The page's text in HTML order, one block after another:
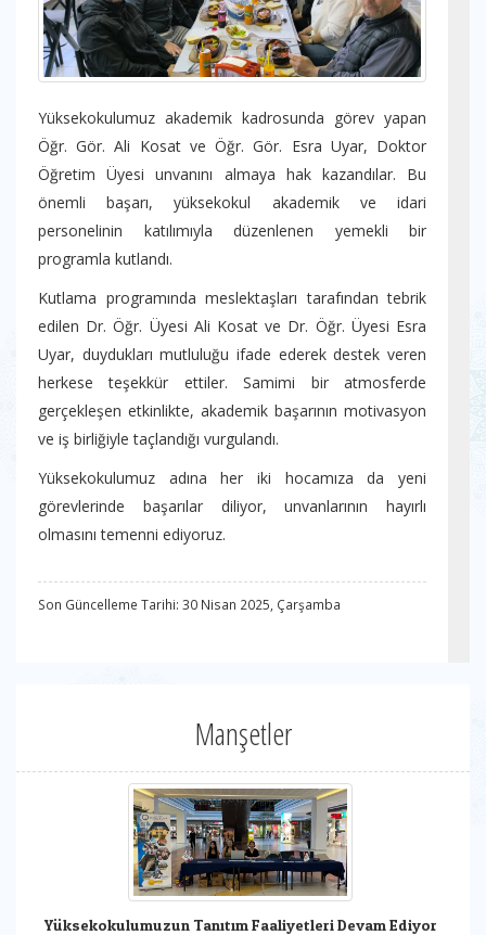
Yüksekokulumuz akademik kadrosunda görev yapan
Öğr. Gör. Ali Kosat ve Öğr. Gör. Esra Uyar, Doktor
Öğretim Üyesi unvanını almaya hak kazandılar. Bu
önemli başarı, yüksekokul akademik ve idari
personelinin katılımıyla düzenlenen yemekli bir
programla kutlandı.
Kutlama programında meslektaşları tarafından tebrik
edilen Dr. Öğr. Üyesi Ali Kosat ve Dr. Öğr. Üyesi Esra
Uyar, duydukları mutluluğu ifade ederek destek veren
herkese teşekkür ettiler. Samimi bir atmosferde
gerçekleşen etkinlikte, akademik başarının motivasyon
ve iş birliğiyle taçlandığı vurgulandı.
Yüksekokulumuz adına her iki hocamıza da yeni
görevlerinde başarılar diliyor, unvanlarının hayırlı
olmasını temenni ediyoruz.
Son Güncelleme Tarihi: 30 Nisan 2025, Çarşamba
Manşetler
Yüksekokulumuzun Tanıtım Faaliyetleri Devam Ediyor